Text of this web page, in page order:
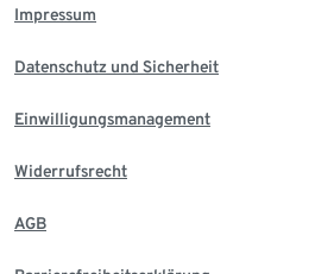
Impressum
Datenschutz und Sicherheit
Einwilligungsmanagement
Widerrufsrecht
AGB